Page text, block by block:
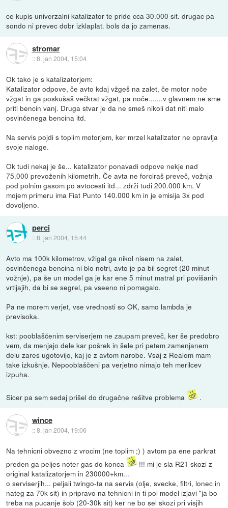
ce kupis univerzalni katalizator te pride cca 30.000 sit. drugac pa
sondo ni prevec dobr izklaplat. bols da jo zamenas.
stromar
::8. jan 2004, 15:04
Ok tako je s katalizatorjem:
Katalizator odpove, če avto kdaj vžgeš na zalet, če motor noče
vžgat in ga poskušaš večkrat vžgat, pa noče.......v glavnem ne sme
priti bencin vanj. Druga stvar je da ne smeš nikoli dat niti malo
osvinčenega bencina itd.
Na servis pojdi s toplim motorjem, ker mrzel katalizator ne opravlja
svoje naloge.
Ok tudi nekaj je še... katalizator ponavadi odpove nekje nad
75.000 prevoženih kilometrih. Če avta ne forciraš preveč, vožnja
pod polnim gasom po avtocesti itd... zdrži tudi 200.000 km. V
mojem primeru ima Fiat Punto 140.000 km in je emisija 3x pod
dovoljeno.
perci
::8. jan 2004, 15:44
Avto ma 100k kilometrov, vžigal ga nikol nisem na zalet,
osvinčenega bencina ni blo notri, avto je pa bil segret (20 minut
vožnje), pa še un model ga je kar ene 5 minut matral pri povišanih
vrtljajih, da bi se segrel, pa vseeno ni pomagalo.
Pa ne morem verjet, vse vrednosti so OK, samo lambda je
previsoka.
kst: pooblaščenim serviserjem ne zaupam preveč, ker še predobro
vem, da menjajo dele kar pošrek in šele pri petem zamenjanem
delu zares ugotovijo, kaj je z avtom narobe. Vsaj z Realom mam
take izkušnje. Nepooblaščeni pa verjetno nimajo teh merilcev
izpuha.
Sicer pa sem sedaj prišel do drugačne rešitve problema .
wince
::8. jan 2004, 19:06
Na tehnicni obvezno z vrocim (ne toplim ;) ) avtom pa ene parkrat
preden ga peljes noter gas do konca
!!! mi je sla R21 skozi z
original katalizatorjem in 230000+km...
o serviserjih... peljali twingo-ta na servis (olje, svecke, filtri, lonec in
nateg za 70k sit) in pripravo na tehnicni in ti pol model izjavi "ja bo
treba na pucanje šob (20-30k sit) ker ne bo sel skozi pri visjih